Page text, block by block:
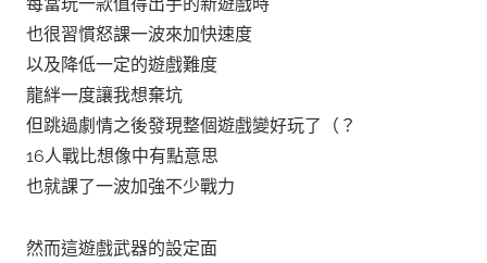
也很習慣怒課一波來加快速度
以及降低一定的遊戲難度
龍絆一度讓我想棄坑
但跳過劇情之後發現整個遊戲變好玩了（？
16人戰比想像中有點意思
也就課了一波加強不少戰力
然而這遊戲武器的設定面